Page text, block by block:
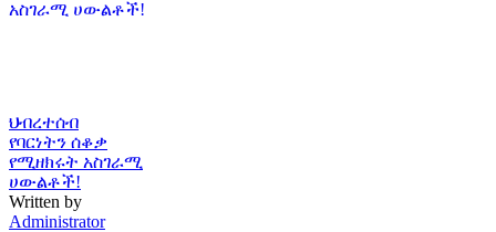
ህብረተሰብ
የባርነትን ሰቆቃ
የሚዘክሩት አስገራሚ
ሀውልቶች!
Written by
Administrator